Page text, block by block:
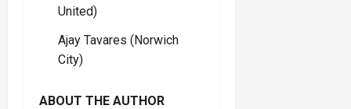
United)
Ajay Tavares (Norwich
City)
ABOUT THE AUTHOR